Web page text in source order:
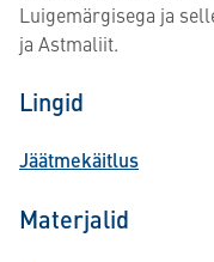
Luigemärgisega ja
ja Astmaliit.
Lingid
Jäätmekäitlus
Materjalid